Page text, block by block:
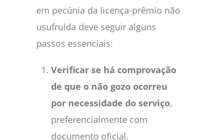
em pecúnia da licença-prêmio não
usufruída deve seguir alguns
passos essenciais:
Verificar se há comprovação
de que o não gozo ocorreu
por necessidade do serviço,
preferencialmente com
documento oficial.